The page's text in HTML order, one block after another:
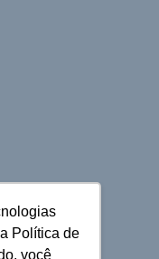
Política de
você